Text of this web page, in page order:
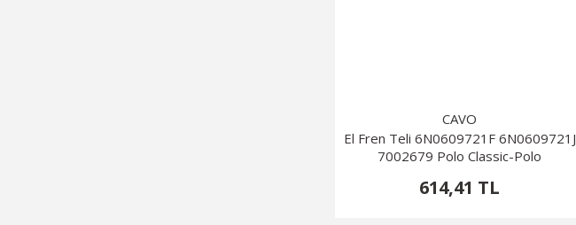
CAVO
El Fren Teli 6N0609721F 6N0609721J
7002679 Polo Classic-Polo
614,41 TL